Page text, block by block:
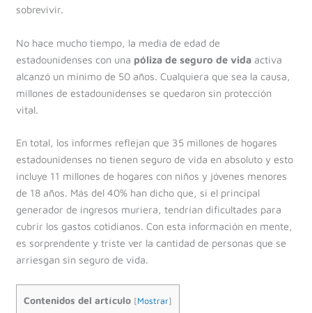
sobrevivir.
No hace mucho tiempo, la media de edad de
estadounidenses con una póliza de seguro de vidaactiva
alcanzó un mínimo de 50 años. Cualquiera que sea la causa,
millones de estadounidenses se quedaron sin protección
vital.
En total, los informes reflejan que 35 millones de hogares
estadounidenses no tienen seguro de vida en absoluto y esto
incluye 11 millones de hogares con niños y jóvenes menores
de 18 años. Más del 40% han dicho que, si el principal
generador de ingresos muriera, tendrían dificultades para
cubrir los gastos cotidianos. Con esta información en mente,
es sorprendente y triste ver la cantidad de personas que se
arriesgan sin seguro de vida.
Contenidos del artículo [Mostrar]